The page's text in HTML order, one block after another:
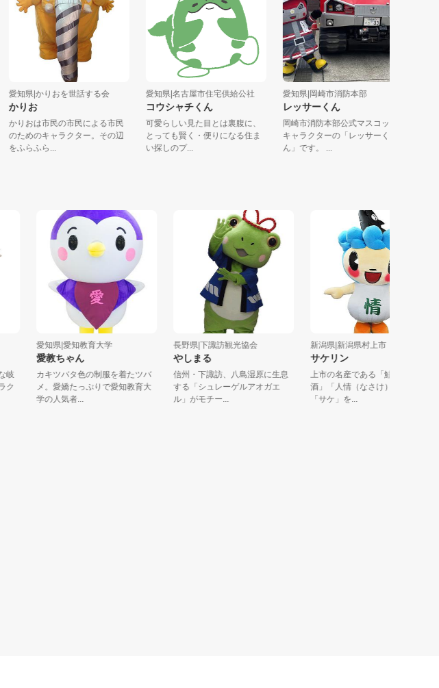
愛知県|かりおを世話する会
かりお
かりおは市民の市民による市民
のためのキャラクター。その辺
をふらふら...
愛知県|名古屋市住宅供給公社
コウシャチくん
可愛らしい見た目とは裏腹に、
とっても賢く・便りになる住ま
い探しのプ...
愛知県|岡崎市消防本部
レッサーくん
岡崎市消防本部公式マスコット
キャラクターの「レッサーく
ん」です。 ...
愛知県|愛知教育大学
愛教ちゃん
カキツバタ色の制服を着たツバ
メ。愛嬌たっぷりで愛知教育大
学の人気者...
長野県|下諏訪観光協会
やしまる
信州・下諏訪、八島湿原に生息
する「シュレーゲルアオガエ
ル」がモチー...
新潟県|新潟県村上市
サケリン
上市の名産である「鮭」「地
酒」「人情（なさけ）」の3つの
「サケ」を...